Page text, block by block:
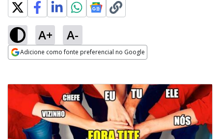
A+ A-
Adicione como fonte preferencial no Google